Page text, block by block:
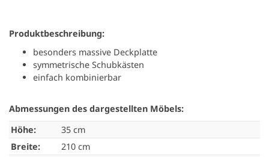
Produktbeschreibung:
besonders massive Deckplatte
symmetrische Schubkästen
einfach kombinierbar
Abmessungen des dargestellten Möbels:
Höhe:
35 cm
Breite:
210 cm